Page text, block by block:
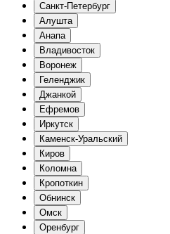
Санкт-Петербург
Алушта
Анапа
Владивосток
Воронеж
Геленджик
Джанкой
Ефремов
Иркутск
Каменск-Уральский
Киров
Коломна
Кропоткин
Обнинск
Омск
Оренбург